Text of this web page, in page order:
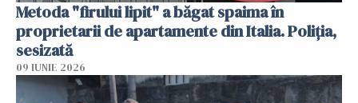
Metoda "firului lipit" a băgat spaima în
proprietarii de apartamente din Italia. Poliția,
sesizată
09 IUNIE 2026